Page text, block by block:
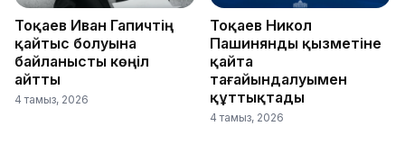
Тоқаев Иван Гапичтің
қайтыс болуына
байланысты көңіл
айтты
4 тамыз, 2026
Тоқаев Никол
Пашинянды қызметіне
қайта
тағайындалуымен
құттықтады
4 тамыз, 2026